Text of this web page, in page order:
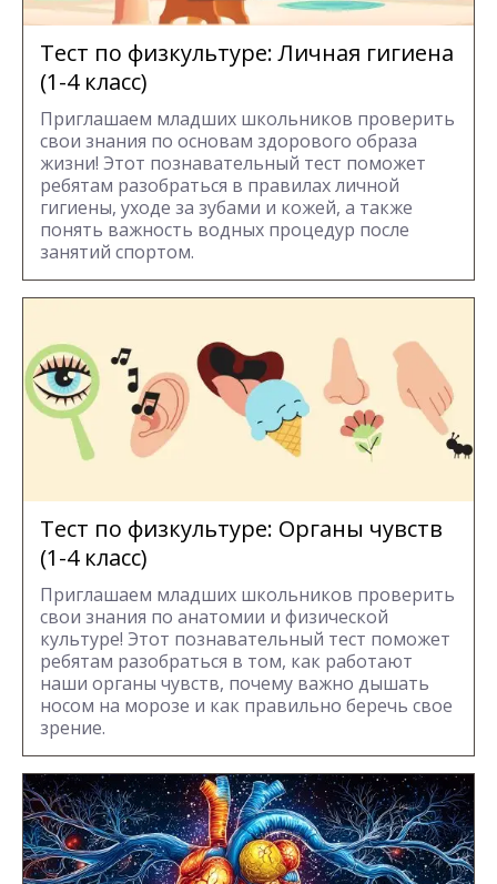
Тест по физкультуре: Личная гигиена
(1-4 класс)
Приглашаем младших школьников проверить
свои знания по основам здорового образа
жизни! Этот познавательный тест поможет
ребятам разобраться в правилах личной
гигиены, уходе за зубами и кожей, а также
понять важность водных процедур после
занятий спортом.
Тест по физкультуре: Органы чувств
(1-4 класс)
Приглашаем младших школьников проверить
свои знания по анатомии и физической
культуре! Этот познавательный тест поможет
ребятам разобраться в том, как работают
наши органы чувств, почему важно дышать
носом на морозе и как правильно беречь свое
зрение.